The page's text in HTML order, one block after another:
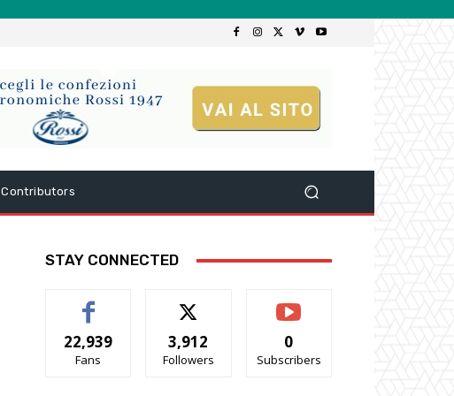
Contributors
STAY CONNECTED
22,939
Fans
3,912
Followers
0
Subscribers